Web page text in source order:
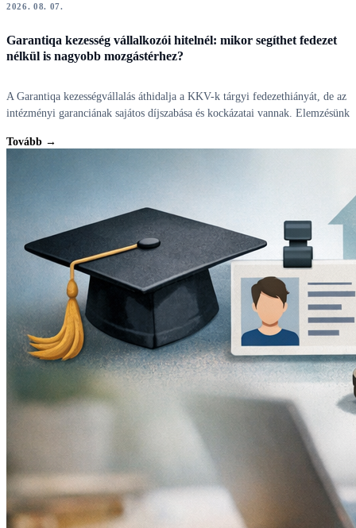
2026. 08. 07.
Garantiqa kezesség vállalkozói hitelnél: mikor segíthet fedezet
nélkül is nagyobb mozgástérhez?
A Garantiqa kezességvállalás áthidalja a KKV-k tárgyi fedezethiányát, de az
intézményi garanciának sajátos díjszabása és kockázatai vannak. Elemzésünk
Tovább →